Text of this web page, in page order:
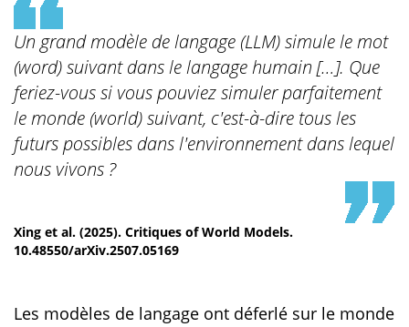
Un grand modèle de langage (LLM) simule le mot
(word) suivant dans le langage humain […]. Que
feriez-vous si vous pouviez simuler parfaitement
le monde (world) suivant, c'est-à-dire tous les
futurs possibles dans l'environnement dans lequel
nous vivons ?
Xing et al. (2025). Critiques of World Models.
10.48550/arXiv.2507.05169
Les modèles de langage ont déferlé sur le monde